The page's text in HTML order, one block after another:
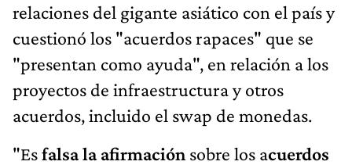
relaciones del gigante asiático con el país y
cuestionó los "acuerdos rapaces" que se
"presentan como ayuda", en relación a los
proyectos de infraestructura y otros
acuerdos, incluido el swap de monedas.
"Esfalsa la afirmación sobre los acuerdos